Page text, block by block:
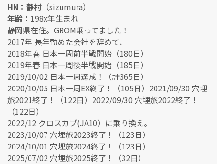
HN：静村 （sizumura）
年齢： 198x年生まれ
静岡県在住。GROM乗ってました！
2017年 長年勤めた会社を辞めて、
2018年春 日本一周前半戦開始（180日）
2019年春 日本一周後半戦開始（185日）
2019/10/02 日本一周達成！（計365日）
2020/10/05 日本一周EX終了！（105日）2021/09/30 穴埋
旅2021終了！（122日）2022/09/30 穴埋旅2022終了！
（122日）
2022/12 クロスカブ(JA10）に乗り換え。
2023/10/07 穴埋旅2023終了！（123日）
2024/10/01 穴埋旅2024終了！（123日）
2025/07/02 穴埋旅2025終了！（32日）